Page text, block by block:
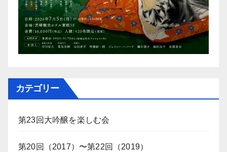
カテゴリー
第23回大吟醸を楽しむ会
第20回（2017）〜第22回（2019）